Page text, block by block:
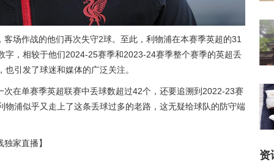
场作战的他们再次失守2球。至此，利物浦在本赛季英超的31
字，相较于他们2024-25赛季和2023-24赛季整个赛季的英超丢
引发了球迷和媒体的广泛关注。
在单赛季英超联赛中丢球数超过42个，还要追溯到2022-23赛
浦似乎又走上了这条丢球过多的老路，这无疑给球队的防守端
家直播】
资